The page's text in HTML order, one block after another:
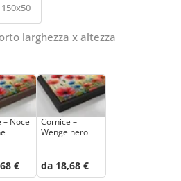
150x50
larghezza x altezza
– Noce
€
Cornice –
Wenge nero
da 18,68 €